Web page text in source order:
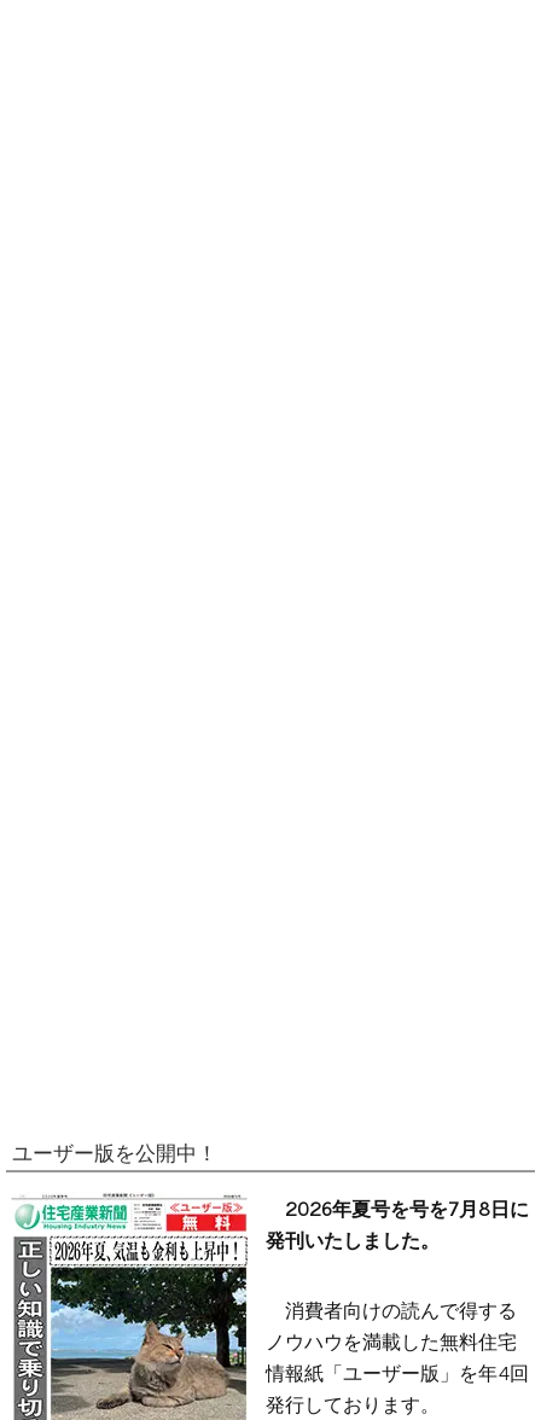
ユーザー版を公開中！
2026年夏号を号を7月8日に
発刊いたしました。
消費者向けの読んで得する
ノウハウを満載した無料住宅
情報紙「ユーザー版」を年4回
発行しております。